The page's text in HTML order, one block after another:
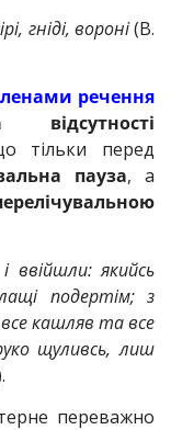
гніді, вороні(В.
речення
відсутності
тільки перед
пауза, а
ввійшли: якийсь
подертім; з
кашляв та все
щуливсь,лиш
переважно